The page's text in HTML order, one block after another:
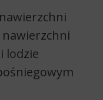
lodzie